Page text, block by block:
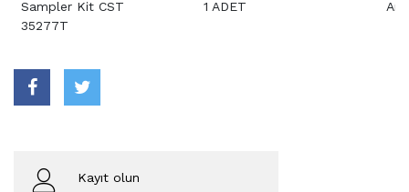
Sampler Kit CST
35277T
1 ADET
Kayıt olun